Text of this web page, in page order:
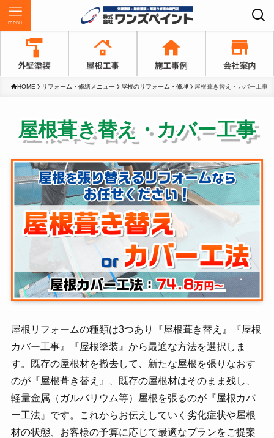
menu
HOME リフォーム・修繕メニュー 屋根のリフォーム・修理 屋根葺き替え・カバー工事
屋根葺き替え・カバー工事
屋根リフォームの種類は3つあり『屋根葺き替え』『屋根
カバー工事』『屋根塗装』から最適な方法を選択しま
す。既存の屋根材を撤去して、新たな屋根を張りなおす
のが『屋根葺き替え』、既存の屋根材はそのまま残し、
軽量金属（ガルバリウム等）屋根を張るのが『屋根カバ
ー工法』です。これからお伝えしていく劣化症状や屋根
材の状態、お客様の予算に応じて最適なプランをご提案